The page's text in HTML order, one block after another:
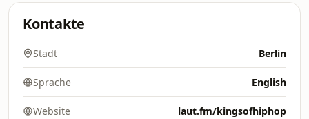
Kontakte
Stadt Berlin
Sprache English
Website laut.fm/kingsofhiphop